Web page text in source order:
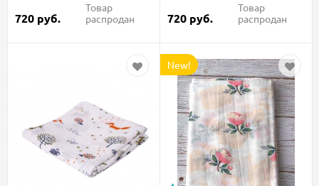
720 руб.
Товар
распродан
720 руб.
Товар
распродан
New!